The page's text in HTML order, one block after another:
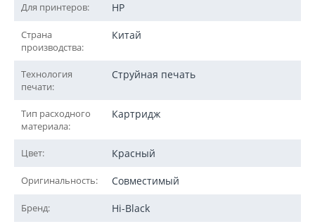
Для принтеров: HP
Страна
производства:
Китай
Технология
печати:
Струйная печать
Тип расходного
материала:
Картридж
Цвет: Красный
Оригинальность: Совместимый
Бренд: Hi-Black